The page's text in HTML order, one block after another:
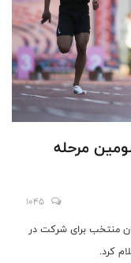
مرحله
1045
منتخب برای شرکت در
کرد.